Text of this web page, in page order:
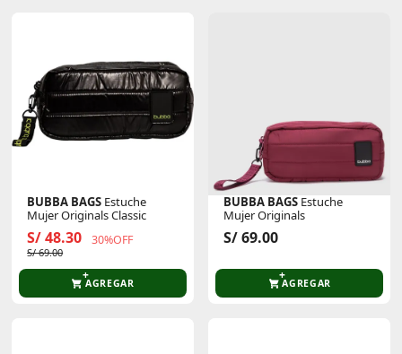
BUBBA BAGS Estuche
Mujer Originals Classic
S/ 48.30 30%OFF
S/ 69.00
AGREGAR
BUBBA BAGS Estuche
Mujer Originals
S/ 69.00
AGREGAR